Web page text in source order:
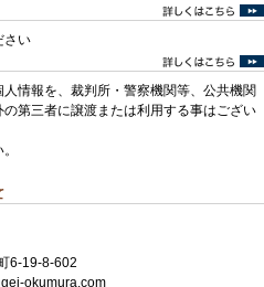
さい
情報を、裁判所・警察機関等、公共機関
第三者に譲渡または利用する事はござい
6-19-8-602
okumura.com